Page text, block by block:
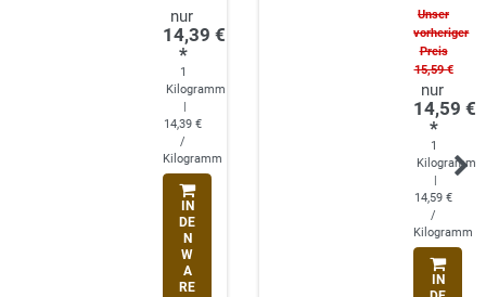
14,39 €
*
1
Kilogramm
|
14,39 €
/
Kilogramm
IN
DE
N
W
A
RE
Unser
vorheriger
Preis
15,59 €
14,59 €
*
1
Kilogramm
|
14,59 €
/
Kilogramm
IN